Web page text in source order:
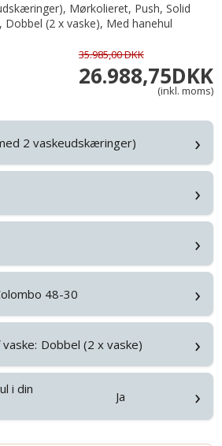
Mørkolieret, Push, Solid
(2 x vaske), Med hanehul
35.985,00 DKK
26.988,75DKK
(inkl. moms)
2 vaskeudskæringer) ›
›
›
48-30 ›
Dobbel (2 x vaske) ›
i din
Ja ›